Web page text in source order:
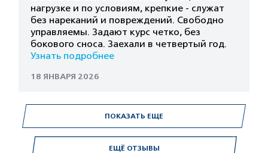
ЕЩЁ ОТЗЫВЫ
нагрузке и по условиям, крепкие - служат
без нареканий и повреждений. Свободно
управляемы. Задают курс четко, без
бокового сноса. Заехали в четвертый год.
Узнать подробнее
18 ЯНВАРЯ 2026
ПОКАЗАТЬ ЕЩЕ